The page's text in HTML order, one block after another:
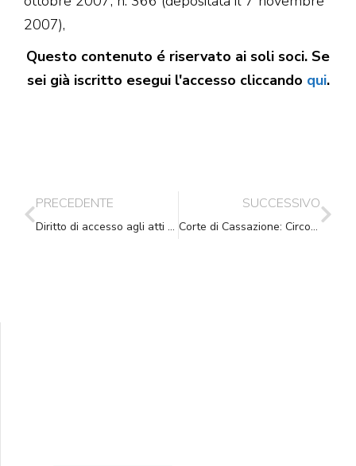
2007),
Questo contenuto é riservato ai soli soci. Se
sei già iscritto esegui l'accesso cliccando qui.
PRECEDENTE
Diritto di accesso agli atti amministrativi e privacy
SUCCESSIVO
Corte di Cassazione: Circolari Agenzia delle Entrate non vincolanti